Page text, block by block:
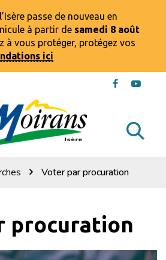
passe de nouveau en
à partir de samedi 8 août
à vous protéger, protégez vos
ici
Lien
compte
Facebook
Voter par procuration
procuration